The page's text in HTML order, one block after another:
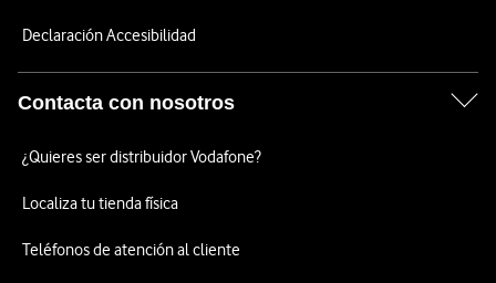
Declaración Accesibilidad
Contacta con nosotros
¿Quieres ser distribuidor Vodafone?
Localiza tu tienda física
Teléfonos de atención al cliente